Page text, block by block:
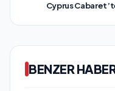
Cyprus
BENZER